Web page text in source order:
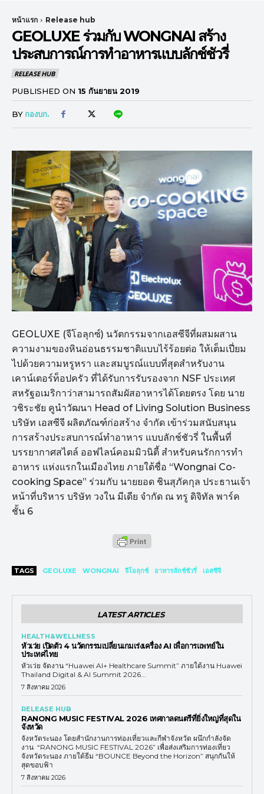
หน้าแรก Release hub
GEOLUXE ร่วมกับ WONGNAI สร้าง
ประสบการณ์การทำอาหารแบบลักช์ชัวรี่
RELEASE HUB
PUBLISHED ON 15 กันยายน 2019
BY กองบก.
GEOLUXE (จีโอลุกซ์) นวัตกรรมจากเอสซีจีที่ผสมผสาน
ความงามของหินอ่อนธรรมชาติแบบไร้ร้อยต่อ ให้เต็มเปี่ยม
ไปด้วยความหรูหรา และสมบูรณ์แบบที่สุดสำหรับงาน
เคาน์เตอร์ท็อปครัว ที่ได้รับการรับรองจาก NSF ประเทศ
สหรัฐอเมริกาว่าสามารถสัมผัสอาหารได้โดยตรง โดย นาย
วชิระชัย คูนําวัฒนา Head of Living Solution Business
บริษัท เอสซีจี ผลิตภัณฑ์ก่อสร้าง จำกัด เข้าร่วมสนับสนุน
การสร้างประสบการณ์ทำอาหาร แบบลักช์ชัวรี่ ในพื้นที่
บรรยากาศสไตล์ ออฟไลน์คอมมิวนิตี้ สำหรับคนรักการทำ
อาหาร แห่งแรกในเมืองไทย ภายใต้ชื่อ “Wongnai Co-
cooking Space” ร่วมกับ นายยอด ชินสุภัคกุล ประธานเจ้า
หน้าที่บริหาร บริษัท วงใน มีเดีย จำกัด ณ ทรู ดิจิทัล พาร์ค
ชั้น 6
TAGS GEOLUXE WONGNAI จีโอลุกซ์ อาหารลักช์ชัวรี่ เอสซีจี
LATEST ARTICLES
HEALTH&WELLNESS
หัวเว่ย เปิดตัว 4 นวัตกรรมเปลี่ยนเกมเร่งเครื่อง AI เพื่อการแพทย์ใน
ประเทศไทย
หัวเว่ย จัดงาน “Huawei AI+ Healthcare Summit” ภายใต้งาน Huawei
Thailand Digital & AI Summit 2026...
7 สิงหาคม 2026
RELEASE HUB
RANONG MUSIC FESTIVAL 2026 เทศกาลดนตรีที่ยิ่งใหญ่ที่สุดใน
จังหวัด
จังหวัดระนอง โดยสำนักงานการท่องเที่ยวและกีฬาจังหวัด ผนึกกำลังจัด
งาน “RANONG MUSIC FESTIVAL 2026” เพื่อส่งเสริมการท่องเที่ยว
จังหวัดระนอง ภายใต้ธีม “BOUNCE Beyond the Horizon” สนุกกันให้
สุดขอบฟ้า
7 สิงหาคม 2026